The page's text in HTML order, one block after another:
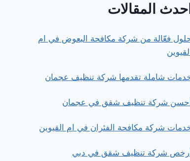
احدث المقالات
فعّالة من شركة مكافحة البعوض في ام
شاملة تقدمها شركة تنظيف عجمان
شركة تنظيف شقق في عجمان
شركة مكافحة الفئران في ام القيوين
شركة تنظيف شقق في دبي